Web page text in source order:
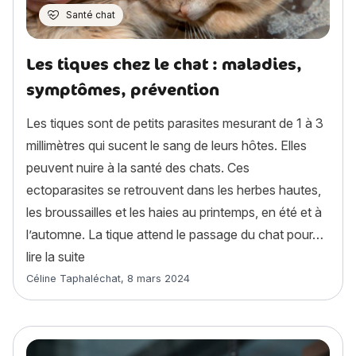
Santé chat
Les tiques chez le chat : maladies,
symptômes, prévention
Les tiques sont de petits parasites mesurant de 1 à 3
millimètres qui sucent le sang de leurs hôtes. Elles
peuvent nuire à la santé des chats. Ces
ectoparasites se retrouvent dans les herbes hautes,
les broussailles et les haies au printemps, en été et à
l’automne. La tique attend le passage du chat pour…
lire la suite
Article rédigé par
Céline Taphaléchat, 8 mars 2024